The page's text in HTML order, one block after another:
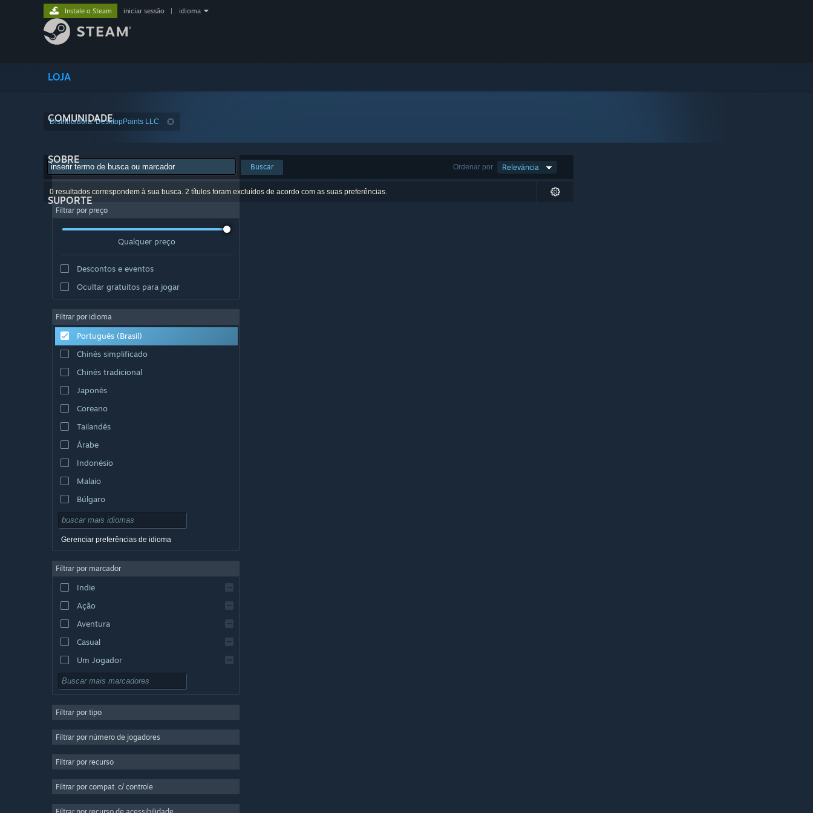
LOJA
COMUNIDADE
SOBRE
SUPORTE
Instale o Steam iniciar sessão idioma
Distribuidora: DesktopPaints LLC
Ordenar por Relevância
Buscar
0 resultados correspondem à sua busca. 2 títulos foram excluídos de acordo com as suas preferências.
Filtrar por preço
Qualquer preço
Descontos e eventos
Ocultar gratuitos para jogar
Filtrar por idioma
Português (Brasil)
Chinês simplificado
Chinês tradicional
Japonês
Coreano
Tailandês
Árabe
Indonésio
Malaio
Búlgaro
Tcheco
Dinamarquês
Inglês
Espanhol (Espanha)
Espanhol (América Latina)
Gerenciar preferências de idioma
Filtrar por marcador
Indie
Ação
Aventura
Casual
Um Jogador
Simulação
Estratégia
3D
Gratuito para Jogar
Filtrar por tipo
Filtrar por número de jogadores
Filtrar por recurso
Filtrar por compat. c/ controle